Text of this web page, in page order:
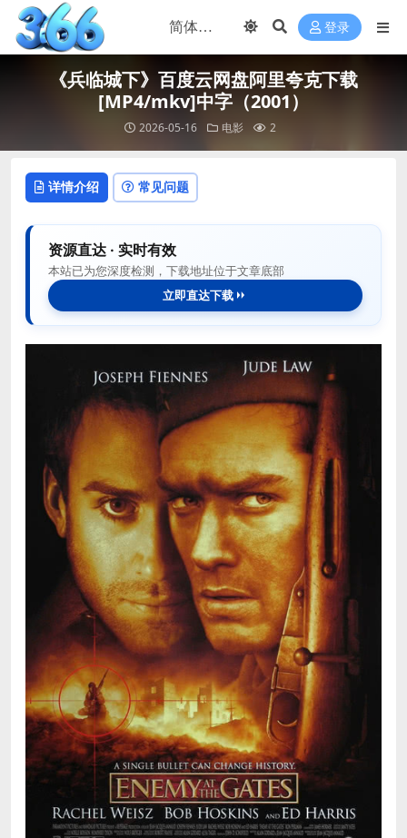
登录
《兵临城下》百度云网盘阿里夸克下载
[MP4/mkv]中字（2001）
2026-05-16 电影 2
详情介绍 常见问题
资源直达 · 实时有效
本站已为您深度检测，下载地址位于文章底部
立即直达下载